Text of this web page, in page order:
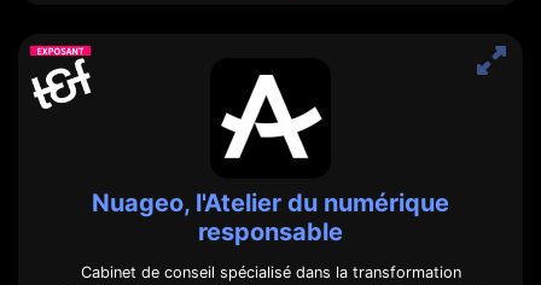
Nuageo, l'Atelier du numérique
responsable
Cabinet de conseil spécialisé dans la transformation